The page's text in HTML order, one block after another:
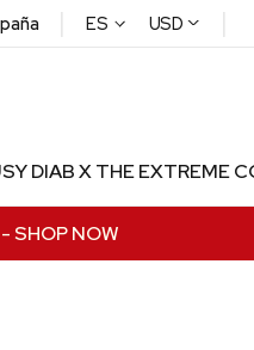
- SHOP NOW
| ES USD ^ |
DIAB X THE EXTREME